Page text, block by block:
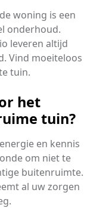
woning is een
onderhoud.
leveren altijd
Vind moeiteloos
tuin.
het
tuin?
en kennis
om niet te
buitenruimte.
al uw zorgen